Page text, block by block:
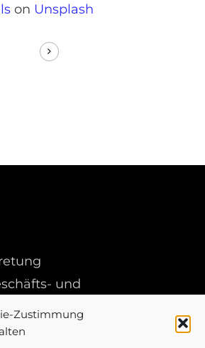
Zustimmung
on Unsplash
und